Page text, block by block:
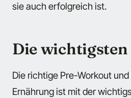
sie auch erfolgreich ist.
Die wichtigsten
Die richtige Pre-Workout
Ernährung ist mit der